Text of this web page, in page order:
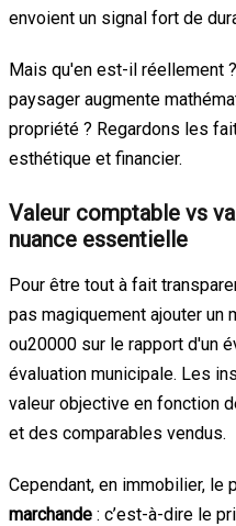
envoient un signal fort de
Mais qu'en est-il réellement
paysager augmente
propriété ? Regardons les
esthétique et financier.
Valeur comptable vs
nuance essentielle
Pour être tout à fait
pas magiquement ajouter un
ou20000 sur le rapport d'un
évaluation municipale. Les
valeur objective en fonction
et des comparables vendus.
Cependant, en immobilier, le
marchande : c’est-à-dire le